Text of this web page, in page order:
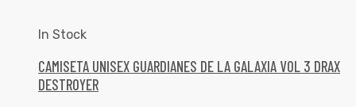
In Stock
CAMISETA UNISEX GUARDIANES DE LA GALAXIA VOL 3 DRAX
DESTROYER